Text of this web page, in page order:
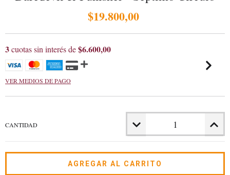
$19.800,00
3cuotas sin interés de$6.600,00
VER MEDIOS DE PAGO
CANTIDAD